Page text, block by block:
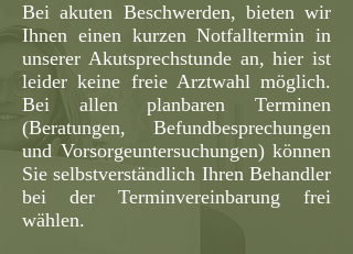
Bei akuten Beschwerden, bieten wir
Ihnen einen kurzen Notfalltermin in
unserer Akutsprechstunde an, hier ist
leider keine freie Arztwahl möglich.
Bei allen planbaren Terminen
(Beratungen, Befundbesprechungen
und Vorsorgeuntersuchungen) können
Sie selbstverständlich Ihren Behandler
bei der Terminvereinbarung frei
wählen.